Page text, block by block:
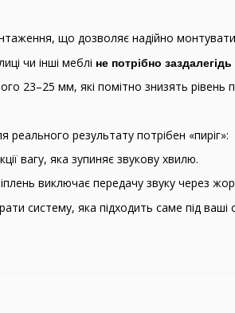
що дозволяє надійно
чи інші меблі не потрібно
23–25 мм, які помітно знизять рівень
результату потрібен «пиріг»:
вагу, яка зупиняє звукову хвилю.
виключає передачу звуку через
систему, яка підходить саме під ваші